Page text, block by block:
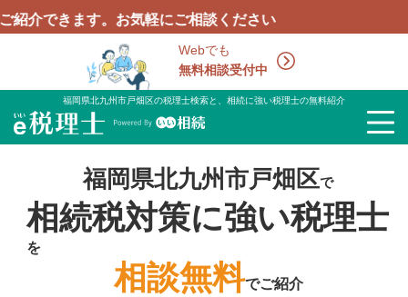
Webでも
無料相談受付中
す。お気軽にご相談ください
福岡県北九州市戸畑区の税理士検索と、相続に強い税理士の無料紹介
福岡県北九州市戸畑区で
相続税対策に強い税理士
を
相談無料でご紹介